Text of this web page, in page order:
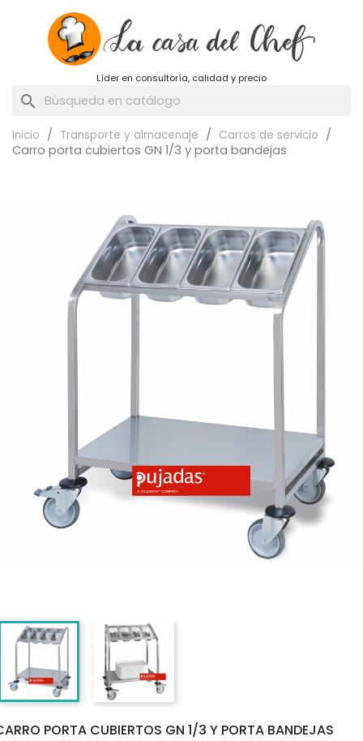
Líder en consultoría, calidad y precio
search
Inicio Transporte y almacenaje Carros de servicio
Carro porta cubiertos GN 1/3 y porta bandejas
PORTA CUBIERTOS GN 1/3 Y PORTA BANDEJAS